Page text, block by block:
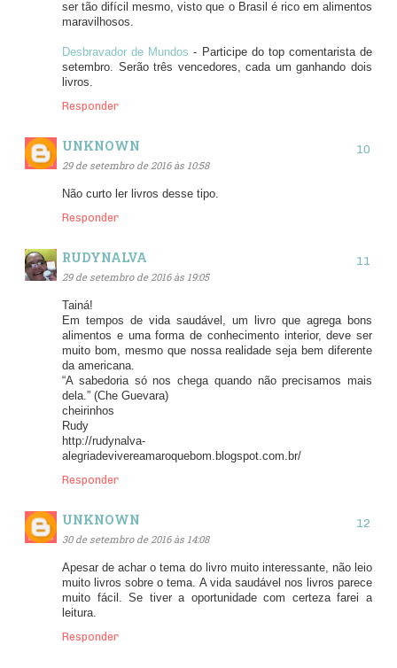
ser tão difícil mesmo, visto que o Brasil é rico em alimentos
maravilhosos.
Desbravador de Mundos - Participe do top comentarista de
setembro. Serão três vencedores, cada um ganhando dois
livros.
Responder
UNKNOWN
29 de setembro de 2016 às 10:58
Não curto ler livros desse tipo.
Responder
RUDYNALVA
29 de setembro de 2016 às 19:05
Tainá!
Em tempos de vida saudável, um livro que agrega bons
alimentos e uma forma de conhecimento interior, deve ser
muito bom, mesmo que nossa realidade seja bem diferente
da americana.
“A sabedoria só nos chega quando não precisamos mais
dela.” (Che Guevara)
cheirinhos
Rudy
http://rudynalva-
alegriadevivereamaroquebom.blogspot.com.br/
Responder
UNKNOWN
30 de setembro de 2016 às 14:08
Apesar de achar o tema do livro muito interessante, não leio
muito livros sobre o tema. A vida saudável nos livros parece
muito fácil. Se tiver a oportunidade com certeza farei a
leitura.
Responder